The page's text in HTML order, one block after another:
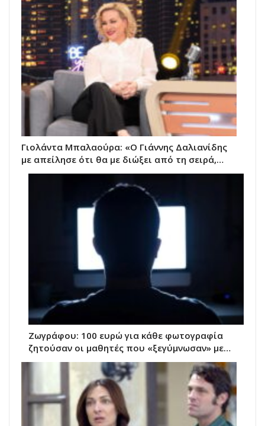
Γιολάντα Μπαλαούρα: «Ο Γιάννης Δαλιανίδης
με απείλησε ότι θα με διώξει από τη σειρά,…
Ζωγράφου: 100 ευρώ για κάθε φωτογραφία
ζητούσαν οι μαθητές που «ξεγύμνωσαν» με…